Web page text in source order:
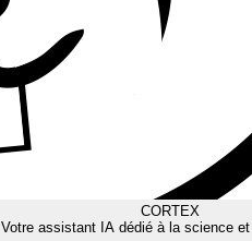
CORTEX
Votre assistant IA dédié à la science et